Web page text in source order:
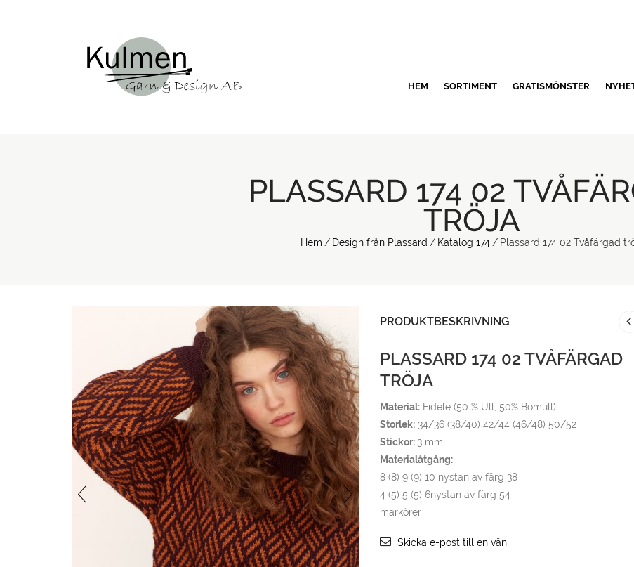
HEM SORTIMENT GRATISMÖNSTER
PLASSARD 174 02
TRÖJA
Hem / Design från Plassard / Katalog 174 / Plassard 174 02 Tvåfärgad
PRODUKTBESKRIVNING
PLASSARD 174 02 TVÅFÄRGAD
TRÖJA
Material:Fidele (50 % Ull, 50% Bomull)
Storlek:34/36 (38/40) 42/44 (46/48) 50/52
Stickor: 3 mm
Materialåtgång:
8 (8) 9 (9) 10 nystan av färg 38
4 (5) 5 (5) 6nystan av färg 54
markörer
Skicka e-post till en vän